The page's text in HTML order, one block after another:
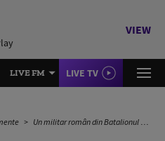
VIEW
LIVE FM LIVE TV
Un militar român din Batalionul Multinaţional al EUFOR a murit în Sarajevo. Subofițerul era la prima misiune într-un teatru de operații